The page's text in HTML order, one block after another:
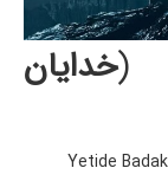
خدایان